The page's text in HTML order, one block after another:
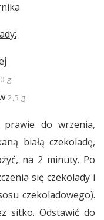
g
2,5 g
prawie do wrzenia,
białą czekoladę,
na 2 minuty. Po
się czekolady i
czekoladowego).
sitko. Odstawić do